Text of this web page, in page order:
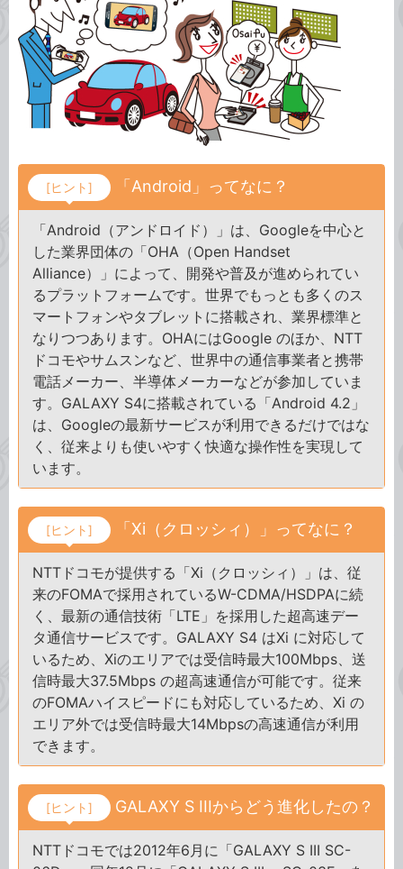
[ヒント] 「Android」ってなに？
「Android（アンドロイド）」は、Googleを中心と
した業界団体の「OHA（Open Handset
Alliance）」によって、開発や普及が進められてい
るプラットフォームです。世界でもっとも多くのス
マートフォンやタブレットに搭載され、業界標準と
なりつつあります。OHAにはGoogle のほか、NTT
ドコモやサムスンなど、世界中の通信事業者と携帯
電話メーカー、半導体メーカーなどが参加していま
す。GALAXY S4に搭載されている「Android 4.2」
は、Googleの最新サービスが利用できるだけではな
く、従来よりも使いやすく快適な操作性を実現して
います。
[ヒント] 「Xi（クロッシィ）」ってなに？
NTTドコモが提供する「Xi（クロッシィ）」は、従
来のFOMAで採用されているW-CDMA/HSDPAに続
く、最新の通信技術「LTE」を採用した超高速デー
タ通信サービスです。GALAXY S4 はXi に対応して
いるため、Xiのエリアでは受信時最大100Mbps、送
信時最大37.5Mbps の超高速通信が可能です。従来
のFOMAハイスピードにも対応しているため、Xi の
エリア外では受信時最大14Mbpsの高速通信が利用
できます。
[ヒント] GALAXY S IIIからどう進化したの？
NTTドコモでは2012年6月に「GALAXY S III SC-